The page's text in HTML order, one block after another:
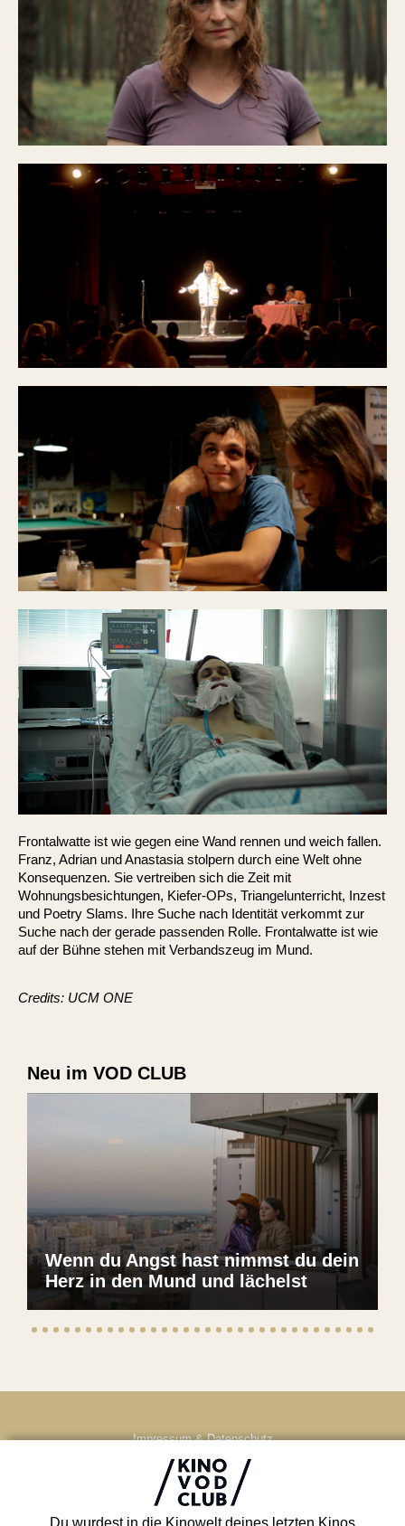
Du wurdest in die Kinowelt deines letzten Kinos
Frontalwatte ist wie gegen eine Wand rennen und weich fallen.
Franz, Adrian und Anastasia stolpern durch eine Welt ohne
Konsequenzen. Sie vertreiben sich die Zeit mit
Wohnungsbesichtungen, Kiefer-OPs, Triangelunterricht, Inzest
und Poetry Slams. Ihre Suche nach Identität verkommt zur
Suche nach der gerade passenden Rolle. Frontalwatte ist wie
auf der Bühne stehen mit Verbandszeug im Mund.
Credits: UCM ONE
Neu im VOD CLUB
Wenn du Angst hast nimmst du dein
Herz in den Mund und lächelst
Impressum & Datenschutz
AGB
Kontakt
FAQ